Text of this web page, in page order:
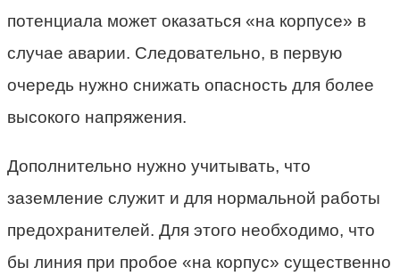
потенциала может оказаться «на корпусе» в
случае аварии. Следовательно, в первую
очередь нужно снижать опасность для более
высокого напряжения.
Дополнительно нужно учитывать, что
заземление служит и для нормальной работы
предохранителей. Для этого необходимо, что
бы линия при пробое «на корпус» существенно